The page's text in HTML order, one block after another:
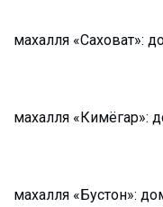
махалля «Саховат»:
махалля «Кимёгар»:
махалля «Бустон»: